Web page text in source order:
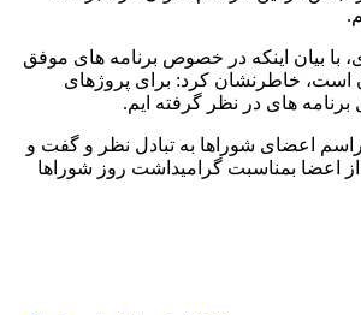
بیان اینکه در خصوص برنامه های موفق
است، خاطرنشان کرد: برای پروژهای
های در نظر گرفته ایم.
اعضای شوراها به تبادل نظر و گفت و
از اعضا بمناسبت گرامیداشت روز شوراها